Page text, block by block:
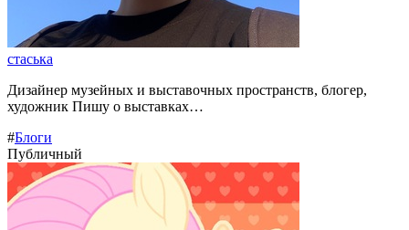
стаська
Дизайнер музейных и выставочных пространств, блогер,
художник Пишу о выставках…
#Блоги
Публичный